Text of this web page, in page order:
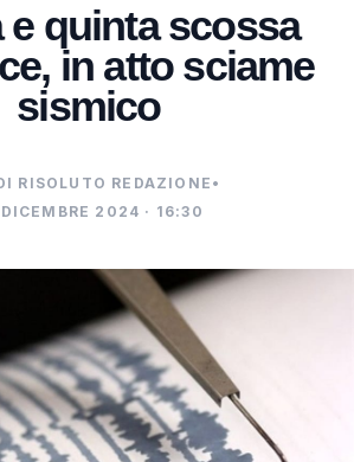
e quinta scossa
in atto sciame
sismico
RISOLUTO REDAZIONE •
2024 · 16:30